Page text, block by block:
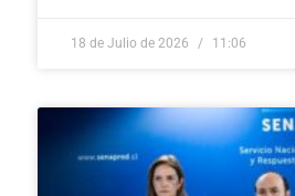
18 de Julio de 2026 11:06